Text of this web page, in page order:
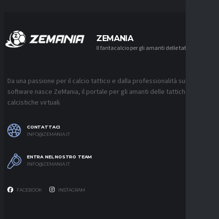
ZEMANIA
Il fantacalcio per gli amanti delle tattiche
Da una passione per il calcio tattico e dalla professionalità sui
software nasce ZeMania, il portale per gli amanti delle tattiche
calcistiche virtuali.
CONTATTACI
INFO@ZEMANIA.IT
ENTRA NEL NOSTRO TEAM
INFO@ZEMANIA.IT
FACEBOOK INSTAGRAM